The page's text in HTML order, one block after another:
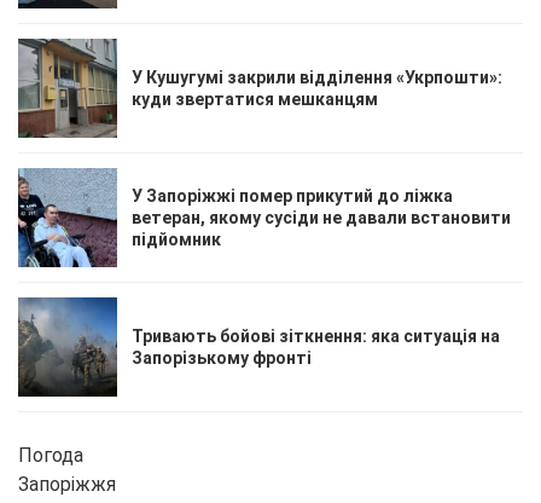
У Кушугумі закрили відділення «Укрпошти»:
куди звертатися мешканцям
У Запоріжжі помер прикутий до ліжка
ветеран, якому сусіди не давали встановити
підйомник
Тривають бойові зіткнення: яка ситуація на
Запорізькому фронті
Погода
Запоріжжя